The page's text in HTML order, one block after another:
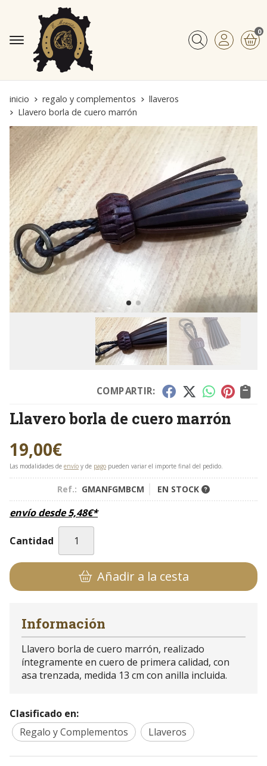
Buscar
0
inicio regalo y complementos
llaveros
Llavero borla de cuero marrón
COMPARTIR:
Llavero borla de cuero marrón
19,00€
Las modalidades de envío y de pago pueden variar el importe final del pedido.
Ref.: GMANFGMBCM EN STOCK
envío desde5,48€*
Cantidad
Añadir a la cesta
Información
Llavero borla de cuero marrón, realizado
íntegramente en cuero de primera calidad, con
asa trenzada, medida 13 cm con anilla incluida.
Clasificado en:
Regalo y Complementos
Llaveros